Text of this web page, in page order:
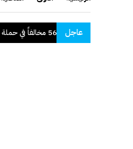
عاجل"الداخلية": ضبط 56 مخالفاً في حملة أمنية مشتركة بالتعاون مع "القوى العاملة"